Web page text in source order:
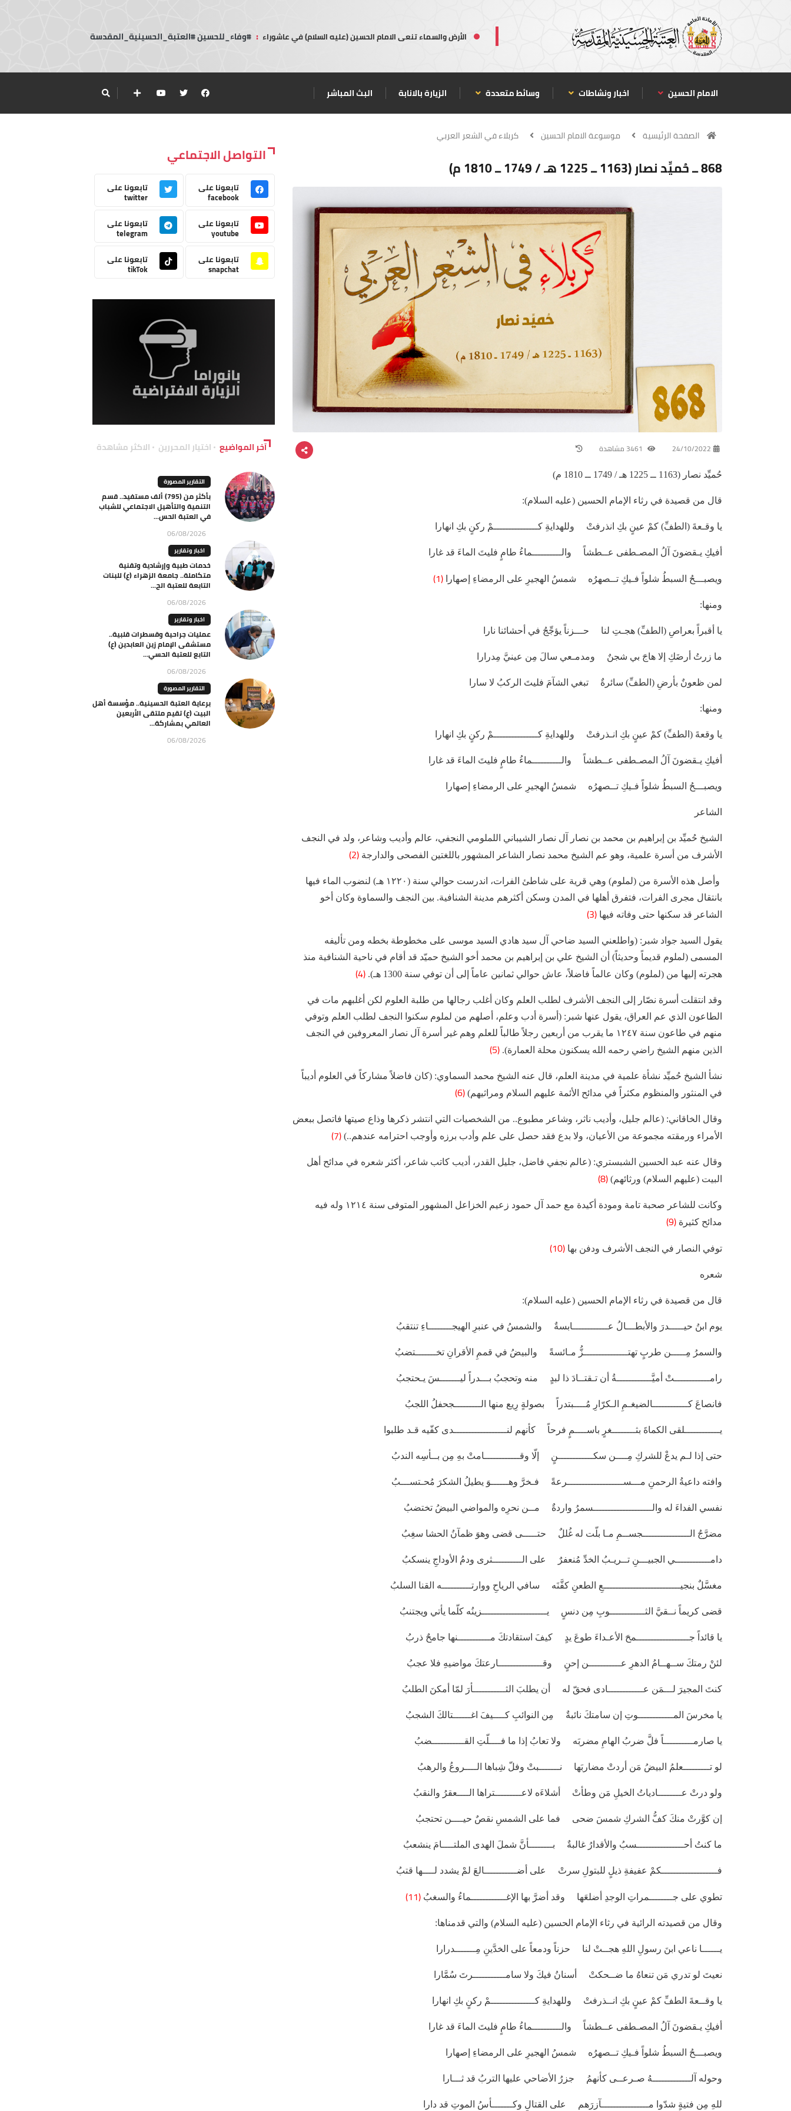
الأرض والسماء تنعى الامام الحسين (عليه السلام) في عاشوراء : #وفاء_للحسين #العتبة_الحسينية_المقدسة
الامام الحسين اخبار ونشاطات وسائط متعددة الزيارة بالانابة البث المباشر
الصفحة الرئيسية موسوعة الامام الحسين كربلاء في الشعر العربي
868 ــ حُميِّد نصار (1163 ــ 1225 هـ / 1749 ــ 1810 م)
24/10/2022
حُميِّد نصار (1163 ــ 1225 هـ / 1749 ــ 1810 م)
قال من قصيدة في رثاء الإمام الحسين (عليه السلام):
يا وقـعةَ (الطفِّ) كمْ عينٍ بكِ انذرفتْ وللهدايةِ كـــــــــــــــمْ ركنٍ بكِ انهارا
أفيكِ يـقضونَ آلُ المصـطفى عــطشاً والــــــــــماءُ طامٍ فليتَ الماءَ قد غارا
ويصبـــحُ السبطُ شلواً فـيكِ تــصهرُه شمسُ الهجيرِ على الرمضاءِ إصهارا (1)
ومنها:
يا أقبراً بعراصِ (الطفِّ) هجـتِ لنا حـــزناً يؤجِّجُ في أحشائنا نارا
ما زرتُ أرضَكِ إلا هاجَ بي شجنٌ ومدمـعي سالَ مِن عينيَّ مِدرارا
لمن ظعونٌ بأرضِ (الطفِّ) سائرةٌ تبغي الشآمَ فليتَ الركبُ لا سارا
ومنها:
يا وقعةَ (الطفِّ) كمْ عينٍ بكِ انـذرفتْ وللهدايةِ كـــــــــــــــمْ ركنٍ بكِ انهارا
أفيكِ يـقضونَ آلُ المصـطفى عــطشاً والــــــــــماءُ طامٍ فليتَ الماءَ قد غارا
ويصبـــحُ السبطُ شلواً فـيكِ تــصهرُه شمسُ الهجيرِ على الرمضاءِ إصهارا
الشاعر
الشيخ حُميِّد بن إبراهيم بن محمد بن نصار آل نصار الشيباني اللملومي النجفي، عالم وأديب وشاعر، ولد في النجف
الأشرف من أسرة علمية، وهو عم الشيخ محمد نصار الشاعر المشهور باللغتين الفصحى والدارجة (2)
وأصل هذه الأسرة من (لملوم) وهي قرية على شاطئ الفرات، اندرست حوالي سنة (١٢٢٠ هـ) لنضوب الماء فيها
بانتقال مجرى الفرات، فتفرق أهلها في المدن وسكن أكثرهم مدينة الشنافية. بين النجف والسماوة وكان أخو
الشاعر قد سكنها حتى وفاته فيها (3)
يقول السيد جواد شبر: (واطلعني السيد ضاحي آل سيد هادي السيد موسى على مخطوطة بخطه ومن تأليفه
المسمى (لملوم قديماً وحديثاً) أن الشيخ علي بن إبراهيم بن محمد أخو الشيخ حميّد قد أقام في ناحية الشنافية منذ
هجرته إليها من (لملوم) وكان عالماً فاضلاً، عاش حوالي ثمانين عاماً إلى أن توفي سنة 1300 هـ).
(4)
وقد انتقلت أسرة نصّار إلى النجف الأشرف لطلب العلم وكان أغلب رجالها من طلبة العلوم لكن أغلبهم مات في
الطاعون الذي عم العراق، يقول عنها شبر: (أسرة أدب وعلم، أصلهم من لملوم سكنوا النجف لطلب العلم وتوفي
منهم في طاعون سنة ١٢٤٧ ما يقرب من أربعين رجلاً طالباً للعلم وهم غير أسرة آل نصار المعروفين في النجف
الذين منهم الشيخ راضي رحمه ‌الله يسكنون محلة العمارة). (5)
نشأ الشيخ حُميِّد نشأة علمية في مدينة العلم، قال عنه الشيخ محمد السماوي: (كان فاضلاً مشاركاً في العلوم أديباً
في المنثور والمنظوم مكثراً في مدائح الأئمة عليهم ‌السلام ومراثيهم) (6)
وقال الخاقاني: (عالم جليل، وأديب ناثر، وشاعر مطبوع.. من الشخصيات التي انتشر ذكرها وذاع صيتها فاتصل ببعض
الأمراء ورمقته مجموعة من الأعيان، ولا بدع فقد حصل على علم وأدب برزه وأوجب احترامه عندهم..) (7)
وقال عنه عبد الحسين الشبستري: (عالم نجفي فاضل، جليل القدر، أديب كاتب شاعر، أكثر شعره في مدائح أهل
البيت (عليهم السلام) ورثائهم) (8)
وكانت للشاعر صحبة تامة ومودة أكيدة مع حمد آل حمود زعيم الخزاعل المشهور المتوفى سنة ١٢١٤ وله فيه
مدائح كثيرة (9)
توفي النصار في النجف الأشرف ودفن بها (10)
شعره
قال من قصيدة في رثاء الإمام الحسين (عليه السلام):
يوم ابنُ حيـــــدرَ والأبطـــالُ عــــــــــــابسةٌ والشمسُ في عنبرِ الهيجــــــــاءِ تنتقبُ
والسمرُ مِـــــن طربٍ تهتـــــــــــــــزُّ مـائسةً والبيضُ في قممِ الأقرانِ تخـــــــتضبُ
رامــــــــــــتْ أميَّــــــــــــةُ أن تـقتــادَ ذا لبدٍ منه وتحجبُ بـــدراً ليـــــــسَ يـحتجبُ
فانصاعَ كــــــــــــالضيغـمِ الـكرّارِ مُــــبتدراً بصولةٍ رِيع منها الـــــــــجحفلُ اللجبُ
يــــــــــــلقى الكماةَ بثــــــــغرٍ باســــمٍ فرحاً كأنهم لنــــــــــــــــــدى كفّيه قـد طلبوا
حتى إذا لـم يدعْ للشركِ مِــــن سكــــــــــــنٍ إلّا وقــــــــــــامتْ بهِ مِن بــأسِه الندبُ
وافته داعيةُ الرحمنِ مـــســـــــــــــــــــرعةً فـخرَّ وهــــــوَ يطيلُ الشكرَ مُحـتســـبُ
نفسي الفداءَ له والــــــــــــــــــــسمرُ واردةٌ مــن نحرِه والمواضي البيضُ تختضبُ
مضرَّجُ الــــــــــــــــجســمِ مـا بلّت له غُللٌ حتـــــى قضى وهوَ ظمآنُ الحشا سغِبُ
دامــــــــــــي الجبيـــنِ تــريـبُ الخدِّ مُنعفرٌ على الــــــــــثرى ودمُ الأوداجِ ينسكبُ
مغسَّلٌ بنجيــــــــــــــــــــــــــعِ الطعنِ كفَّنَه سافي الرياحِ ووارتــــــــــه القنا السلبُ
قضى كريماً نــقيَّ الثــــــــــــوبِ مِن دنسٍ يــــــــــــــــــــــزينُه كلّما يأتي ويجتنبُ
يا قائداً جــــــــــــــــــمحَ الأعـداءَ طوعَ يدٍ كيفَ استقادتكَ مـــــــــــنها جامحٌ ذربُ
لئنْ رمتكَ ســهــامُ الدهرِ عـــــــــــن إحنٍ وقـــــــــــــــارعتكَ مواضيهِ فلا عجبُ
كنتَ المجيرَ لـــمَن عــــــــــــادى فحقّ له أن يطلبَ الثـــــــــــأرَ لمّا أمكنَ الطلبُ
يا مخرسَ المــــــــــــوتِ إن سامتكَ نائبةٌ مِن النوائبِ كــــيفَ اغــــــتالكَ الشجبُ
يا صارمــــــــــاً فلَّ ضربُ الهامِ مضربَه ولا تعابُ إذا ما فــــلّتِ القـــــــــــضبُ
لو تـــــــــعلمُ البيضُ مَن أردتْ مضاربَها نـــــــبتْ وفلّ شِباها الــــروعُ والرهبُ
ولو درتْ عــــــــادياتُ الخيلِ مَن وطأتْ أشلاءَه لاعـــــــــتراها الــــعقرُ والنقبُ
إن كوَّرتْ منكَ كفُّ الشركِ شمسَ ضحى فما على الشمسِ نقصٌ حيــــن تحتجبُ
ما كنتُ أحــــــــــــــــسبُ والأقدارُ غالبةٌ بــــــــأنَّ شملَ الهدى الملتــــامَ ينشعبُ
فـــــــــــــــــــكمْ عفيفةِ ذيلٍ للبتولِ سرتْ على أضـــــــــــالعَ لمْ يشدد لــــها قتبُ
تطوي على جــــــــمراتِ الوجدِ أضلعَها وقد أضرَّ بها الإغــــــــــــماءُ والسغبُ (11)
وقال من قصيدته الرائية في رثاء الإمام الحسين (عليه السلام) والتي قدمناها:
يــــــا ناعي ابنَ رسولِ اللهِ هجــتْ لنا حزناً ودمعاً على الخدَّينِ مِـــــــدرارا
نعيتَ لو تدري مَن تنعاهُ ما ضــحكتْ أسنانُ فيكَ ولا سامـــــــــــرتَ سُمَّارا
يا وقــعةَ الطفِّ كمْ عينٍ بكِ انــذرفتْ وللهدايةِ كـــــــــــــــمْ ركنٍ بكِ انهارا
أفيكِ يـقضونَ آلُ المصـطفى عــطشاً والــــــــــماءُ طامٍ فليتَ الماءَ قد غارا
ويصبـــحُ السبطُ شلواً فـيكِ تــصهرُه شمسُ الهجيرِ على الرمضاءِ إصهارا
وحوله آلـــــــــــــهُ صـرعــى كأنهمُ جزرُ الأضاحي عليها التربُ قد ثـــارا
للهِ مِن فتيةٍ شدّوا مــــــــــــــــآزرَهم على القتالِ وكـــــــأسُ الموتِ قد دارا
التواصل الاجتماعي
تابعونا على
facebook
تابعونا على
twitter
تابعونا على
youtube
تابعونا على
telegram
تابعونا على
snapchat
تابعونا على
tikTok
آخر المواضيع اختيار المحررين الاكثر مشاهدة
التقارير المصورة
بأكثر من (795) ألف مستفيد.. قسم
التنمية والتأهيل الاجتماعي للشباب
في العتبة الحس...
06/08/2026
اخبار وتقارير
خدمات طبية وإرشادية وتقنية
متكاملة.. جامعة الزهراء (ع) للبنات
التابعة للعتبة الح...
06/08/2026
اخبار وتقارير
عمليات جراحية وقسطرات قلبية..
مستشفى الإمام زين العابدين (ع)
التابع للعتبة الحسي...
06/08/2026
التقارير المصورة
برعاية العتبة الحسينية.. مؤسسة أهل
البيت (ع) تقيم ملتقى الأربعين
العالمي بمشاركة...
06/08/2026